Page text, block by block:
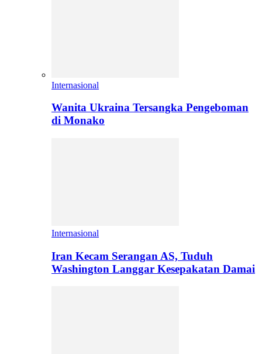
Internasional
Wanita Ukraina Tersangka Pengeboman
di Monako
Internasional
Iran Kecam Serangan AS, Tuduh
Washington Langgar Kesepakatan Damai